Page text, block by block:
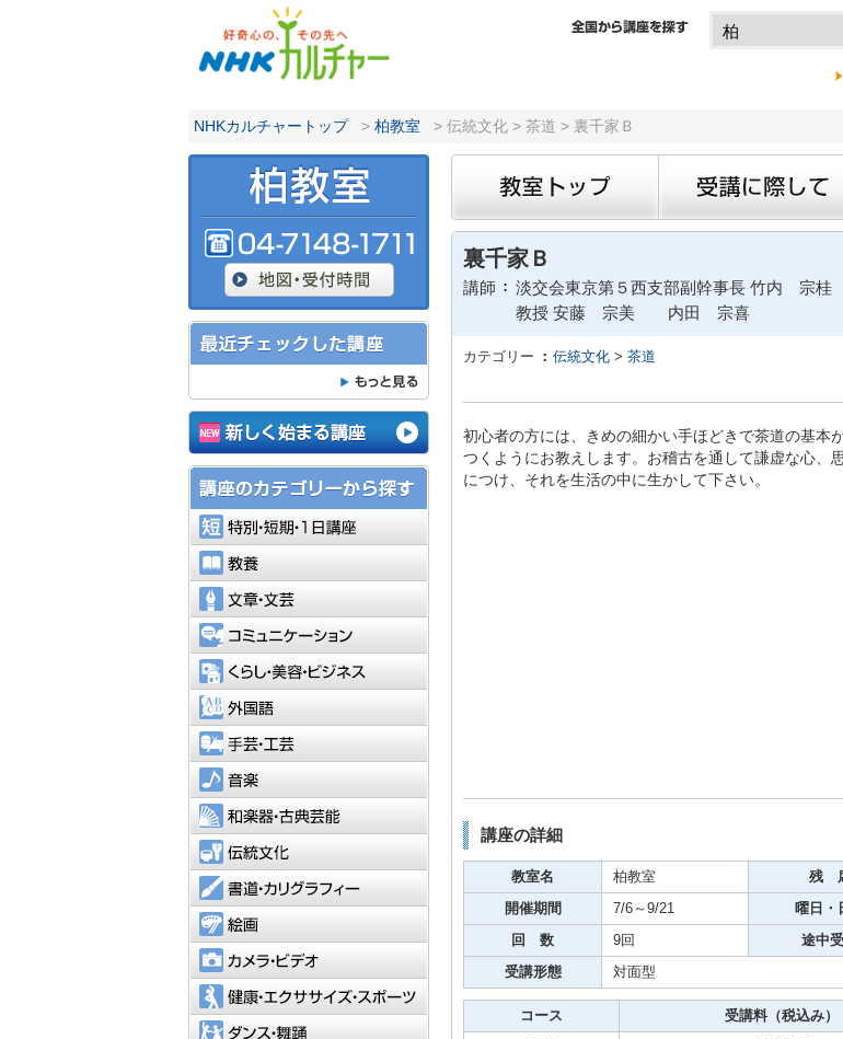
NHKカルチャートップ > 柏教室 > 伝統文化 > 茶道 > 裏千家Ｂ
裏千家Ｂ
講師
淡交会東京第５西支部副幹事長 竹内 宗桂
教授 安藤 宗美 内田 宗喜
カテゴリー 伝統文化> 茶道
初心者の方には、きめの細かい手ほどきで茶道の基本
つくようにお教えします。お稽古を通して謙虚な心、
につけ、それを生活の中に生かして下さい。
講座の詳細
教室名 柏教室 残
開催期間 7/6～9/21 曜日・
回 数 9回 途中
受講形態 対面型
コース 受講料（税込み）
伝統文化
書道・カリグラフィー
カメラ・ビデオ
健康・エクササイズ・スポーツ